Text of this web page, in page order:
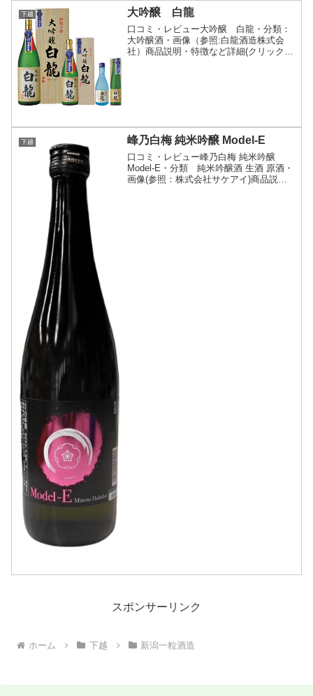
下越 大吟醸 白龍
口コミ・レビュー大吟醸 白龍・分類：
大吟醸酒・画像（参照:白龍酒造株式会
社）商品説明・特徴など詳細(クリックで
下越 峰乃白梅 純米吟醸 Model-E
口コミ・レビュー峰乃白梅 純米吟醸
Model-E・分類 純米吟醸酒 生酒 原酒・
画像(参照：株式会社サケアイ)商品説
スポンサーリンク
ホーム 下越 新潟一粒酒造